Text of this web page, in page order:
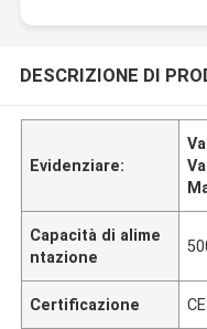
DESCRIZIONE DI
Evidenziare:
Capacità di alime
ntazione
Certificazione